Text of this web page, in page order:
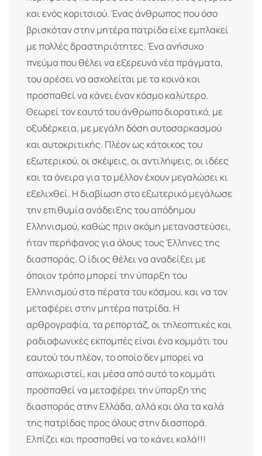
και ενός κοριτσιού. Ένας άνθρωπος που όσο
βρισκόταν στην μητέρα πατρίδα είχε εμπλακεί
με πολλές δραστηριότητες. Ένα ανήσυχο
πνεύμα που θέλει να εξερευνά νέα πράγματα,
του αρέσει να ασχολείται με τα κοινά και
προσπαθεί να κάνει έναν κόσμο καλύτερο.
Θεωρεί τον εαυτό του άνθρωπο διορατικό, με
οξυδέρκεια, με μεγάλη δόση αυτοσαρκασμού
και αυτοκριτικής. Πλέον ως κάτοικος του
εξωτερικού, οι σκέψεις, οι αντιλήψεις, οι ιδέες
και τα όνειρα για το μέλλον έχουν μεγαλώσει κι
εξελιχθεί. Η διαβίωση στο εξωτερικό μεγάλωσε
την επιθυμία ανάδειξης του απόδημου
Ελληνισμού, καθώς πριν ακόμη μεταναστεύσει,
ήταν περήφανος για όλους τους Έλληνες της
διασποράς. Ο ίδιος θέλει να αναδείξει με
όποιον τρόπο μπορεί την ύπαρξη του
Ελληνισμού στα πέρατα του κόσμου, και να τον
μεταφέρει στην μητέρα πατρίδα. Η
αρθρογραφία, τα ρεπορτάζ, οι τηλεοπτικές και
ραδιοφωνικές εκπομπές είναι ένα κομμάτι του
εαυτού του πλέον, το οποίο δεν μπορεί να
αποχωριστεί, και μέσα από αυτό το κομμάτι
προσπαθεί να μεταφέρει την ύπαρξη της
διασποράς στην Ελλάδα, αλλά και όλα τα καλά
της πατρίδας προς όλους στην διασπορά.
Ελπίζει και προσπαθεί να το κάνει καλά!!!